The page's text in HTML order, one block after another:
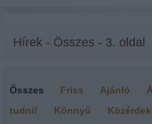
Hírek - Összes - 3. oldal
Összes Friss Ajánló
tudni!
Könnyű